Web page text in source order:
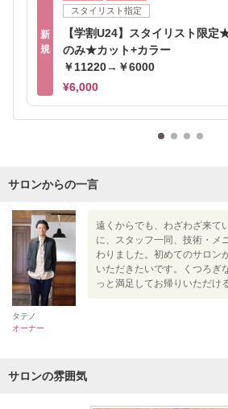
新
規
スタイリスト指定
【学割U24】スタイリスト限定
のみ★カット+カラー
￥11220→￥6000
¥6,000
サロンからの一言
タテノ
オーナー
遠くからでも、わざわざ来て
に、スタッフ一同、技術・メ
わりました。初めてのサロン
いただきたいです。くつろぎ
っと満足してお帰りいただけ
サロンの雰囲気